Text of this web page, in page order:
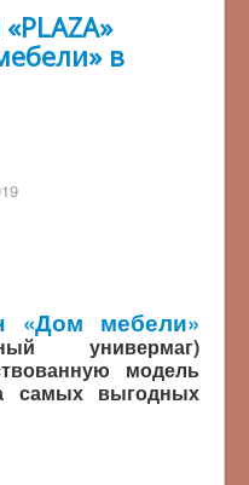
в
«Дом мебели»
универмаг)
модель
самых выгодных